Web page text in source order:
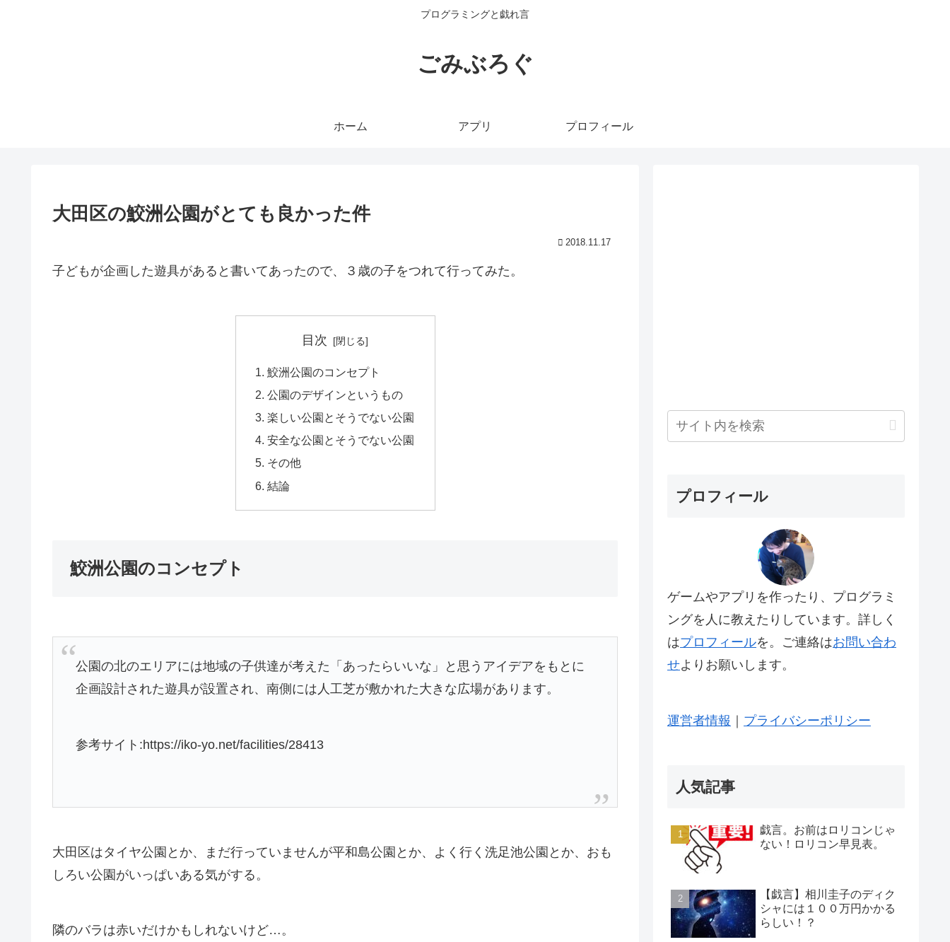
プログラミングと戯れ言
ごみぶろぐ
ホーム アプリ プロフィール
大田区の鮫洲公園がとても良かった件
2018.11.17
子どもが企画した遊具があると書いてあったので、３歳の子をつれて行ってみた。
目次
鮫洲公園のコンセプト
公園のデザインというもの
楽しい公園とそうでない公園
安全な公園とそうでない公園
その他
結論
鮫洲公園のコンセプト
公園の北のエリアには地域の子供達が考えた「あったらいいな」と思うアイデアをもとに
企画設計された遊具が設置され、南側には人工芝が敷かれた大きな広場があります。
参考サイト:https://iko-yo.net/facilities/28413
大田区はタイヤ公園とか、まだ行っていませんが平和島公園とか、よく行く洗足池公園とか、おも
しろい公園がいっぱいある気がする。
隣のバラは赤いだけかもしれないけど…。
プロフィール
ゲームやアプリを作ったり、プログラミ
ングを人に教えたりしています。詳しく
はプロフィールを。ご連絡はお問い合わ
せよりお願いします。
運営者情報 プライバシーポリシー
人気記事
戯言。お前はロリコンじゃ
ない！ロリコン早見表。
【戯言】相川圭子のディク
シャには１００万円かかる
らしい！？